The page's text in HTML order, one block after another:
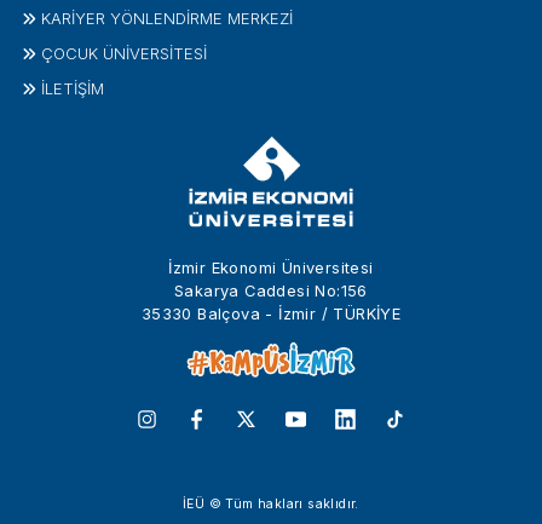
İzmir Ekonomi Üniversitesi
Sakarya Caddesi No:156
35330 Balçova - İzmir / TÜRKİYE
KARİYER YÖNLENDİRME MERKEZİ
ÇOCUK ÜNIVERSITESI
İLETIŞIM
İEÜ © Tüm hakları saklıdır.